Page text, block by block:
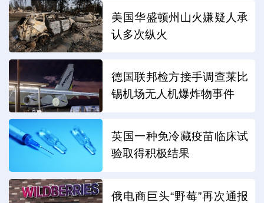
美国华盛顿州山火嫌疑人承
认多次纵火
德国联邦检方接手调查莱比
锡机场无人机爆炸物事件
英国一种免冷藏疫苗临床试
验取得积极结果
俄电商巨头“野莓”再次通报